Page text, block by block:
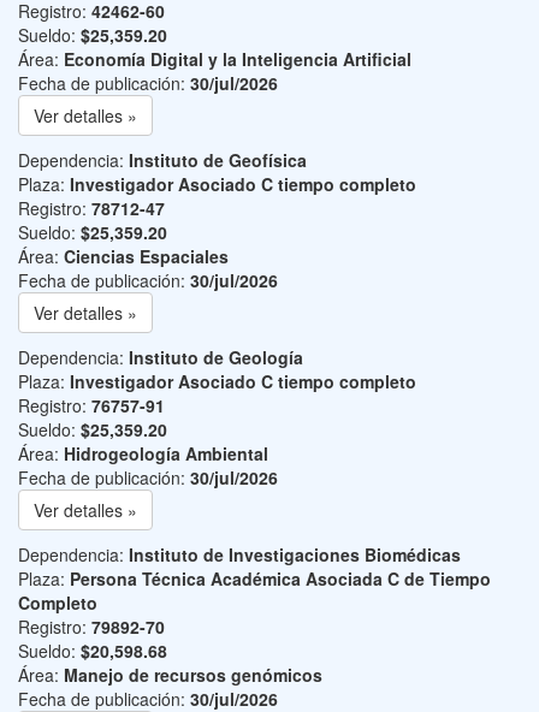
Registro: 42462-60
Sueldo: $25,359.20
Área: Economía Digital y la Inteligencia Artificial
Fecha de publicación: 30/jul/2026
Ver detalles »
Dependencia: Instituto de Geofísica
Plaza: Investigador Asociado C tiempo completo
Registro: 78712-47
Sueldo: $25,359.20
Área: Ciencias Espaciales
Fecha de publicación: 30/jul/2026
Ver detalles »
Dependencia: Instituto de Geología
Plaza: Investigador Asociado C tiempo completo
Registro: 76757-91
Sueldo: $25,359.20
Área: Hidrogeología Ambiental
Fecha de publicación: 30/jul/2026
Ver detalles »
Dependencia: Instituto de Investigaciones Biomédicas
Plaza: Persona Técnica Académica Asociada C de Tiempo
Completo
Registro: 79892-70
Sueldo: $20,598.68
Área: Manejo de recursos genómicos
Fecha de publicación: 30/jul/2026